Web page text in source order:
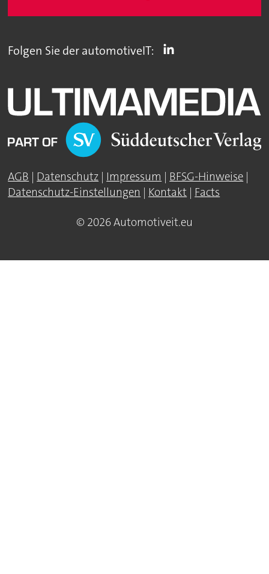
Folgen Sie der automotiveIT:
AGB | Datenschutz | Impressum | BFSG-Hinweise |
Datenschutz-Einstellungen | Kontakt | Facts
© 2026 Automotiveit.eu